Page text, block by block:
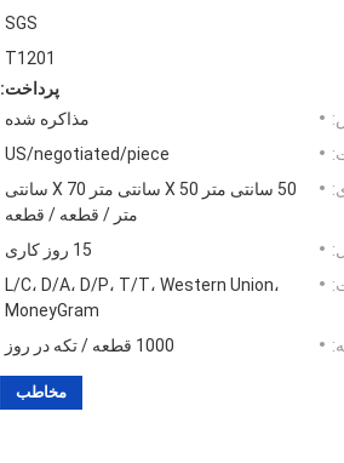
SGS
T1201
پرداخت:
مذاکره شده
US/negotiated/piece
50 سانتی متر X 50 سانتی متر X 70 سانتی
متر / قطعه / قطعه
15 روز کاری
L/C، D/A، D/P، T/T، Western Union،
MoneyGram
1000 قطعه / تکه در روز
مخاطب